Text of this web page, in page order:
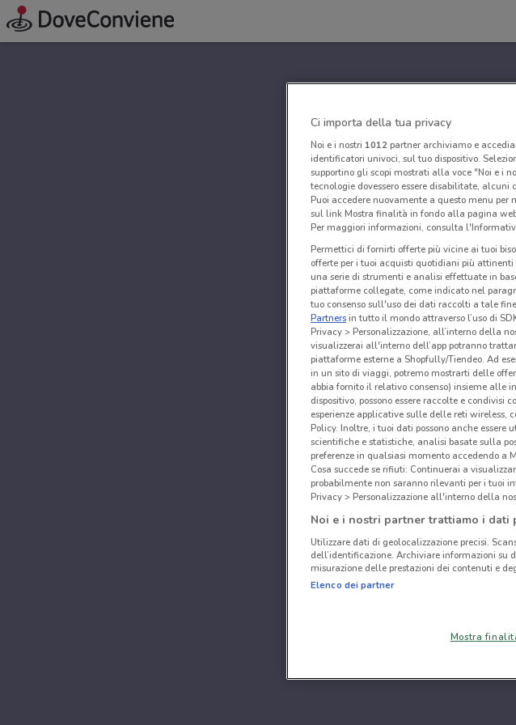
Ci importa della tua privacy
Noi e i nostri 1012partner archiviamo e
identificatori univoci, sul tuo dispositivo.
supportino gli scopi mostrati alla voce "Noi e i
tecnologie dovessero essere disabilitate,
Puoi accedere nuovamente a questo menu per
sul link Mostra finalità in fondo alla pagina
Per maggiori informazioni, consulta
Permettici di fornirti offerte più vicine ai tuoi
offerte per i tuoi acquisti quotidiani più
una serie di strumenti e analisi effettuate in
piattaforme collegate, come indicato nel
tuo consenso sull'uso dei dati raccolti a tale
Partnersin tutto il mondo attraverso l’uso di
Privacy > Personalizzazione, all’interno della
visualizzerai all'interno dell’app potranno
piattaforme esterne a Shopfully/Tiendeo. Ad
in un sito di viaggi, potremo mostrarti delle
abbia fornito il relativo consenso) insieme alle
dispositivo, possono essere raccolte e
esperienze applicative sulle delle reti
Policy. Inoltre, i tuoi dati possono anche essere
scientifiche e statistiche, analisi basate sulla
preferenze in qualsiasi momento accedendo a
Cosa succede se rifiuti: Continuerai a
probabilmente non saranno rilevanti per i tuoi
Privacy > Personalizzazione all'interno della
Noi e i nostri partner trattiamo i dati
Utilizzare dati di geolocalizzazione precisi.
dell’identificazione. Archiviare informazioni su
misurazione delle prestazioni dei contenuti e
Elenco dei partner
Mostra